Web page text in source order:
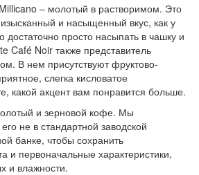
– молотый в растворимом. Это
и насыщенный вкус, как у
достаточно просто насыпать в чашку и
Café Noir также представитель
В нем присутствуют фруктово-
слегка кисловатое
какой акцент вам понравится больше.
и зерновой кофе. Мы
не в стандартной заводской
банке, чтобы сохранить
и первоначальные характеристики,
и влажности.